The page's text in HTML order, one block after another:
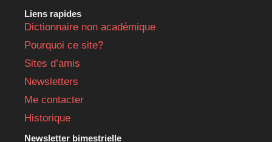
Liens rapides
Dictionnaire non académique
Pourquoi ce site?
Sites d’amis
Newsletters
Me contacter
Historique
Newsletter bimestrielle